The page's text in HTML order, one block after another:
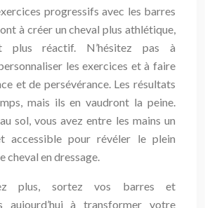
progressifs avec les barres
à créer un cheval plus athlétique,
plus réactif. N’hésitez pas à
les exercices et à faire
et de persévérance. Les résultats
mais ils en vaudront la peine.
sol, vous avez entre les mains un
accessible pour révéler le plein
cheval en dressage.
plus, sortez vos barres et
aujourd’hui à transformer votre